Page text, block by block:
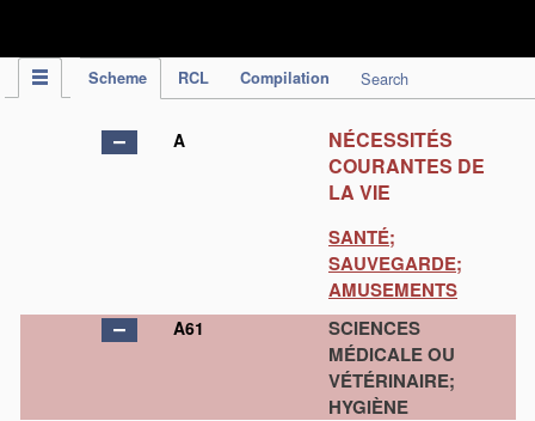
Scheme RCL Compilation Search
A
NÉCESSITÉS
COURANTES DE
LA VIE
SANTÉ;
SAUVEGARDE;
AMUSEMENTS
A61
SCIENCES
MÉDICALE OU
VÉTÉRINAIRE;
HYGIÈNE